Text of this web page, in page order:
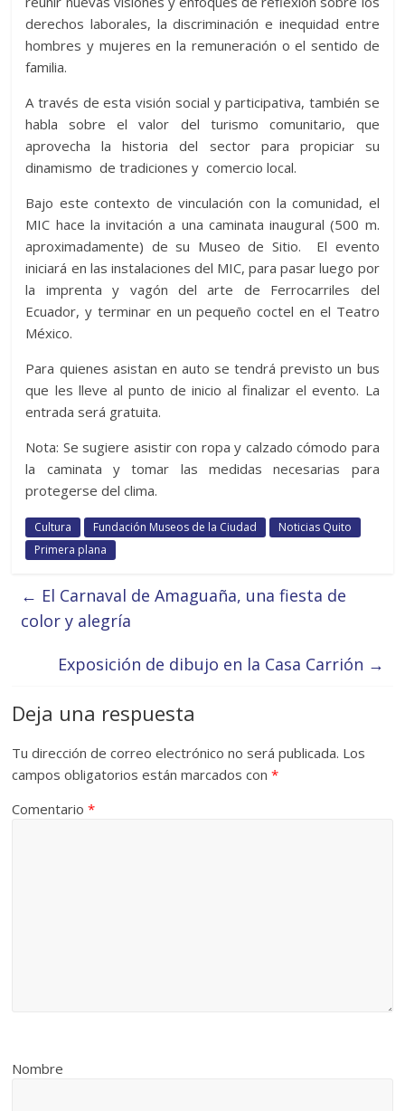
derechos laborales, la discriminación e inequidad entre
hombres y mujeres en la remuneración o el sentido de
familia.
A través de esta visión social y participativa, también se
habla sobre el valor del turismo comunitario, que
aprovecha la historia del sector para propiciar su
dinamismo de tradiciones y comercio local.
Bajo este contexto de vinculación con la comunidad, el
MIC hace la invitación a una caminata inaugural (500 m.
aproximadamente) de su Museo de Sitio. El evento
iniciará en las instalaciones del MIC, para pasar luego por
la imprenta y vagón del arte de Ferrocarriles del
Ecuador, y terminar en un pequeño coctel en el Teatro
México.
Para quienes asistan en auto se tendrá previsto un bus
que les lleve al punto de inicio al finalizar el evento. La
entrada será gratuita.
Nota: Se sugiere asistir con ropa y calzado cómodo para
la caminata y tomar las medidas necesarias para
protegerse del clima.
Cultura Fundación Museos de la Ciudad
Noticias Quito
Primera plana
← El Carnaval de Amaguaña, una fiesta de
color y alegría
Exposición de dibujo en la Casa Carrión →
Deja una respuesta
Tu dirección de correo electrónico no será publicada. Los
campos obligatorios están marcados con*
Comentario*
Nombre